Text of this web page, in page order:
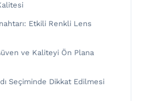
Etkili Renkli Lens
ve Kaliteyi Ön Plana
Seçiminde Dikkat Edilmesi